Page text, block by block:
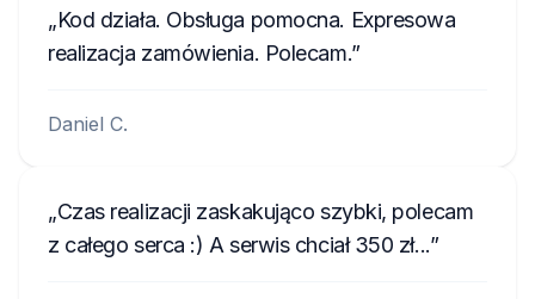
Kod działa. Obsługa pomocna. Expresowa
realizacja zamówienia. Polecam.
Daniel C.
Czas realizacji zaskakująco szybki, polecam
z całego serca :) A serwis chciał 350 zł...